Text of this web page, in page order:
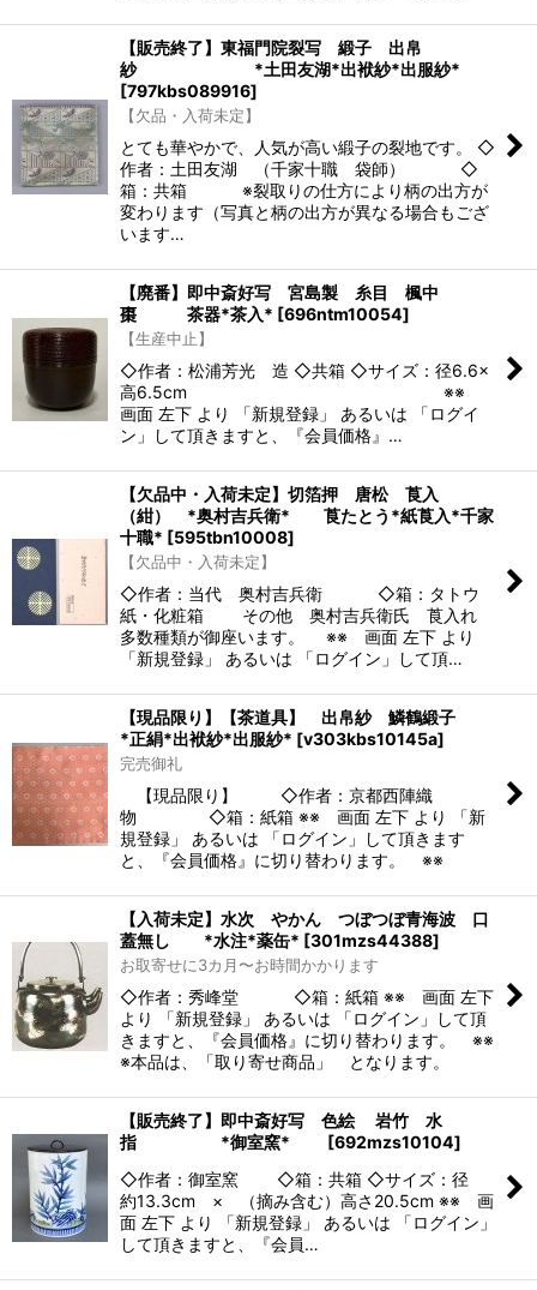
【販売終了】東福門院裂写 緞子 出帛
紗 *土田友湖*出袱紗*出服紗*
[797kbs089916]
【欠品・入荷未定】
とても華やかで、人気が高い緞子の裂地です。 ◇
作者：土田友湖 （千家十職 袋師） ◇
箱：共箱 ※裂取りの仕方により柄の出方が
変わります（写真と柄の出方が異なる場合もござ
います…
【廃番】即中斎好写 宮島製 糸目 楓中
棗 茶器*茶入* [696ntm10054]
【生産中止】
◇作者：松浦芳光 造 ◇共箱 ◇サイズ：径6.6×
高6.5cm ※※
画面 左下 より 「新規登録」 あるいは 「ログイ
ン」して頂きますと、『会員価格』…
【欠品中・入荷未定】切箔押 唐松 莨入
（紺） *奥村吉兵衛* 莨たとう*紙莨入*千家
十職* [595tbn10008]
【欠品中・入荷未定】
◇作者：当代 奥村吉兵衛 ◇箱：タトウ
紙・化粧箱 その他 奥村吉兵衛氏 莨入れ
多数種類が御座います。 ※※ 画面 左下 より
「新規登録」 あるいは 「ログイン」して頂…
【現品限り】【茶道具】 出帛紗 鱗鶴緞子
*正絹*出袱紗*出服紗* [v303kbs10145a]
完売御礼
【現品限り】 ◇作者：京都西陣織
物 ◇箱：紙箱 ※※ 画面 左下 より 「新
規登録」 あるいは 「ログイン」して頂きます
と、『会員価格』に切り替わります。 ※※
【入荷未定】水次 やかん つぼつぼ青海波 口
蓋無し *水注*薬缶* [301mzs44388]
お取寄せに3カ月〜お時間かかります
◇作者：秀峰堂 ◇箱：紙箱 ※※ 画面 左下
より 「新規登録」 あるいは 「ログイン」して頂
きますと、『会員価格』に切り替わります。 ※※
※本品は、「取り寄せ商品」 となります。
【販売終了】即中斎好写 色絵 岩竹 水
指 *御室窯*
[692mzs10104]
◇作者：御室窯 ◇箱：共箱 ◇サイズ：径
約13.3cm × （摘み含む）高さ20.5cm ※※ 画
面 左下 より 「新規登録」 あるいは 「ログイン」
して頂きますと、『会員…